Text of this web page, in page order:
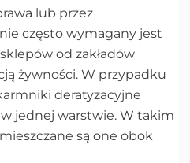
lub przez
często wymagany jest
od zakładów
żywności. W przypadku
deratyzacyjne
jednej warstwie. W takim
są one obok